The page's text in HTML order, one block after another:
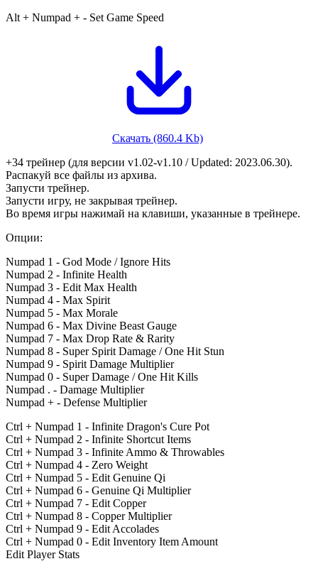
Alt + Numpad + - Set Game Speed
Скачать (860.4 Kb)
+34 трейнер (для версии v1.02-v1.10 / Updated: 2023.06.30).
Распакуй все файлы из архива.
Запусти трейнер.
Запусти игру, не закрывая трейнер.
Во время игры нажимай на клавиши, указанные в трейнере.
Опции:
Numpad 1 - God Mode / Ignore Hits
Numpad 2 - Infinite Health
Numpad 3 - Edit Max Health
Numpad 4 - Max Spirit
Numpad 5 - Max Morale
Numpad 6 - Max Divine Beast Gauge
Numpad 7 - Max Drop Rate & Rarity
Numpad 8 - Super Spirit Damage / One Hit Stun
Numpad 9 - Spirit Damage Multiplier
Numpad 0 - Super Damage / One Hit Kills
Numpad . - Damage Multiplier
Numpad + - Defense Multiplier
Ctrl + Numpad 1 - Infinite Dragon's Cure Pot
Ctrl + Numpad 2 - Infinite Shortcut Items
Ctrl + Numpad 3 - Infinite Ammo & Throwables
Ctrl + Numpad 4 - Zero Weight
Ctrl + Numpad 5 - Edit Genuine Qi
Ctrl + Numpad 6 - Genuine Qi Multiplier
Ctrl + Numpad 7 - Edit Copper
Ctrl + Numpad 8 - Copper Multiplier
Ctrl + Numpad 9 - Edit Accolades
Ctrl + Numpad 0 - Edit Inventory Item Amount
Edit Player Stats